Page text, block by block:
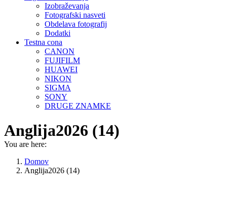
Izobraževanja
Fotografski nasveti
Obdelava fotografij
Dodatki
Testna cona
CANON
FUJIFILM
HUAWEI
NIKON
SIGMA
SONY
DRUGE ZNAMKE
Anglija2026 (14)
You are here:
Domov
Anglija2026 (14)